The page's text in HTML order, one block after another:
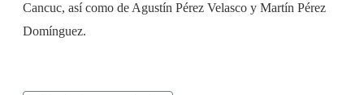
Cancuc, así como de Agustín Pérez Velasco y Martín Pérez
Domínguez.